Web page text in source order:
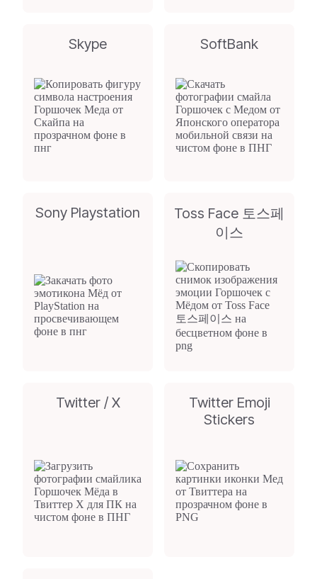
Skype SoftBank
Sony Playstation
Toss Face 토스페
이스
Twitter / X
Twitter Emoji
Stickers